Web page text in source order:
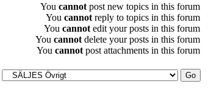
You cannot post new topics in this forum
You cannot reply to topics in this forum
You cannot edit your posts in this forum
You cannot delete your posts in this forum
You cannot post attachments in this forum